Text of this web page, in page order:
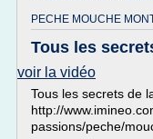
PECHE MOUCHE
Tous les
voir la vidéo
Tous les secrets de
http://
passions/peche/